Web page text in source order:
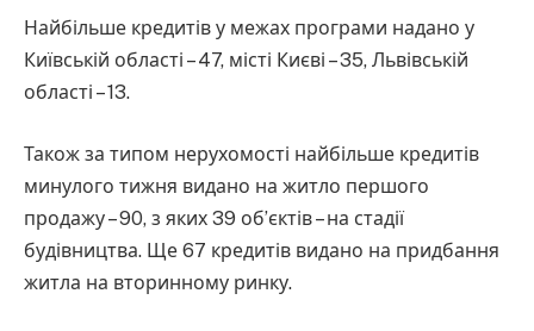
Найбільше кредитів у межах програми надано у
Київській області – 47, місті Києві – 35, Львівській
області – 13.
Також за типом нерухомості найбільше кредитів
минулого тижня видано на житло першого
продажу – 90, з яких 39 об’єктів – на стадії
будівництва. Ще 67 кредитів видано на придбання
житла на вторинному ринку.